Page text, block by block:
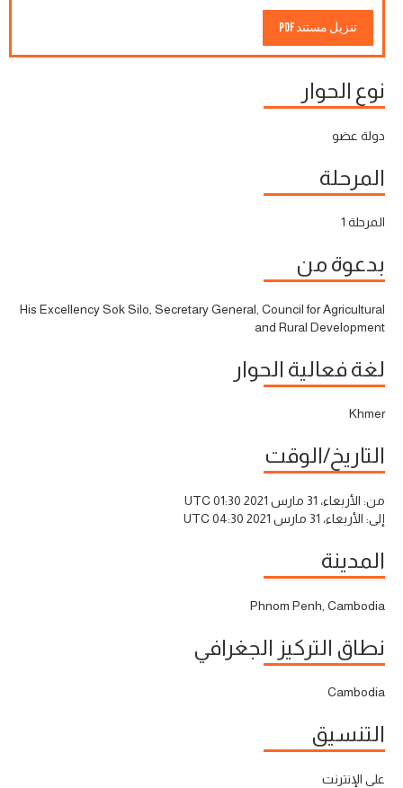
تنزيل مستند PDF
نوع الحوار
دولة عضو
المرحلة
المرحلة 1
بدعوة من
His Excellency Sok Silo, Secretary General, Council for Agricultural
and Rural Development
لغة فعالية الحوار
Khmer
التاريخ/الوقت
من: الأربعاء، 31 مارس 2021 01:30 UTC
إلى: الأربعاء، 31 مارس 2021 04:30 UTC
المدينة
Phnom Penh, Cambodia
نطاق التركيز الجغرافي
Cambodia
التنسيق
على الإنترنت